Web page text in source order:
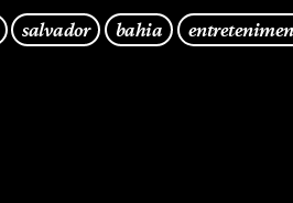
salvador bahia